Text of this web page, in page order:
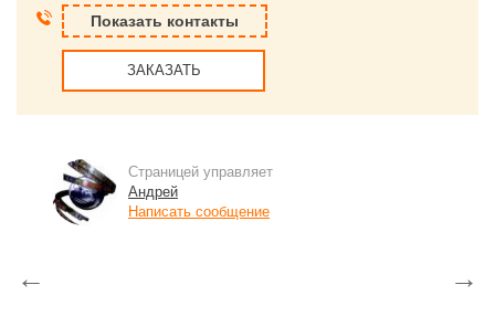
Показать контакты
ЗАКАЗАТЬ
Страницей управляет
Андрей
Написать сообщение
← →